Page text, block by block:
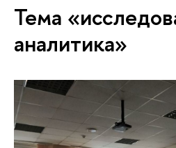
Тема
аналитика»